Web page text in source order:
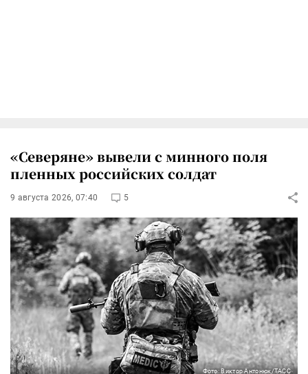
«Северяне» вывели с минного поля
пленных российских солдат
9 августа 2026, 07:40 5
Фото: Виктор Антонюк/ТАСС